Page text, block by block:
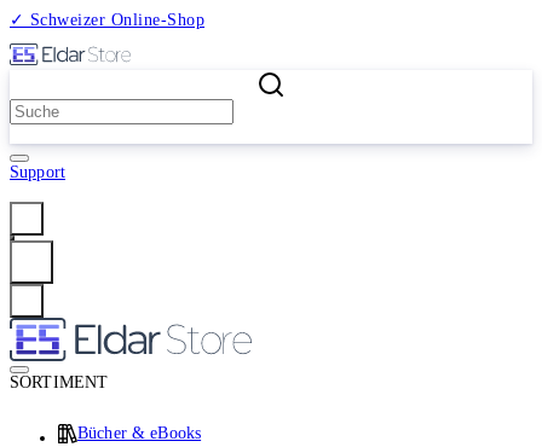
✓ Schweizer Online-Shop
Support
SORTIMENT
Bücher & eBooks